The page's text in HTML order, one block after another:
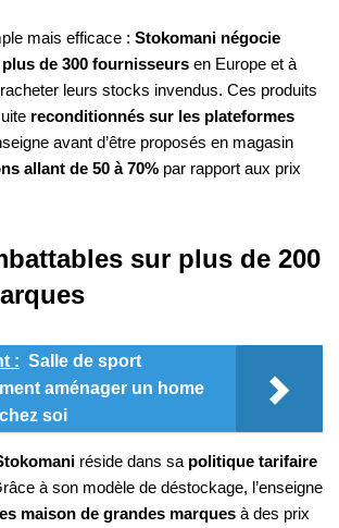
mais efficace : Stokomani négocie
de 300 fournisseurs en Europe et à
racheter leurs stocks invendus. Ces produits
reconditionnés sur les plateformes
avant d’être proposés en magasin
allant de 50 à 70% par rapport aux prix
sur plus de 200
: Salle de sport
aménager un home
soi
réside dans sa politique tarifaire
à son modèle de déstockage, l’enseigne
maison de grandes marques à des prix